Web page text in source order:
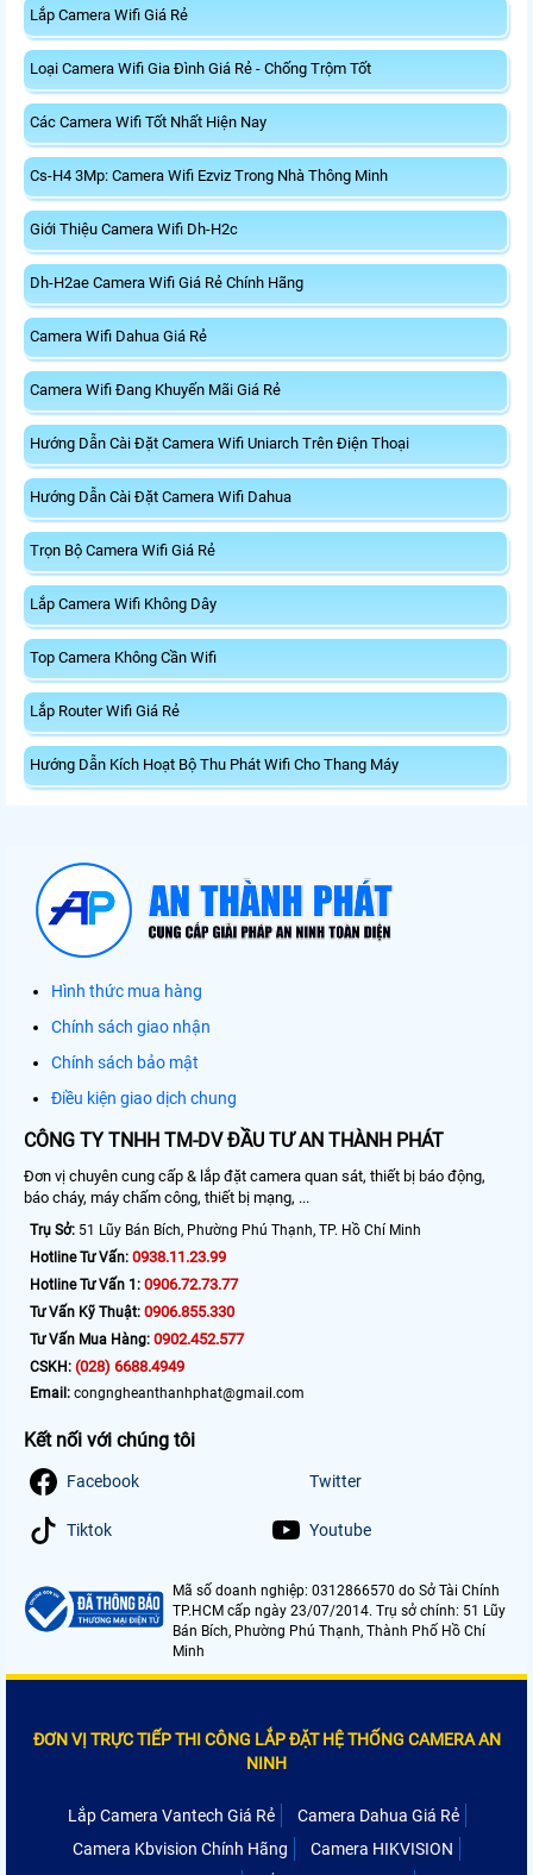
Lắp Camera Wifi Giá Rẻ
Loại Camera Wifi Gia Đình Giá Rẻ - Chống Trộm Tốt
Các Camera Wifi Tốt Nhất Hiện Nay
Cs-H4 3Mp: Camera Wifi Ezviz Trong Nhà Thông Minh
Giới Thiệu Camera Wifi Dh-H2c
Dh-H2ae Camera Wifi Giá Rẻ Chính Hãng
Camera Wifi Dahua Giá Rẻ
Camera Wifi Đang Khuyến Mãi Giá Rẻ
Hướng Dẫn Cài Đặt Camera Wifi Uniarch Trên Điện Thoại
Hướng Dẫn Cài Đặt Camera Wifi Dahua
Trọn Bộ Camera Wifi Giá Rẻ
Lắp Camera Wifi Không Dây
Top Camera Không Cần Wifi
Lắp Router Wifi Giá Rẻ
Hướng Dẫn Kích Hoạt Bộ Thu Phát Wifi Cho Thang Máy
Hình thức mua hàng
Chính sách giao nhận
Chính sách bảo mật
Điều kiện giao dịch chung
CÔNG TY TNHH TM-DV ĐẦU TƯ AN THÀNH PHÁT
Đơn vị chuyên cung cấp & lắp đặt camera quan sát, thiết bị báo động,
báo cháy, máy chấm công, thiết bị mạng, ...
Trụ Sở: 51 Lũy Bán Bích, Phường Phú Thạnh, TP. Hồ Chí Minh
Hotline Tư Vấn: 0938.11.23.99
Hotline Tư Vấn 1: 0906.72.73.77
Tư Vấn Kỹ Thuật: 0906.855.330
Tư Vấn Mua Hàng: 0902.452.577
CSKH: (028) 6688.4949
Email: congngheanthanhphat@gmail.com
Kết nối với chúng tôi
Facebook Twitter
Tiktok Youtube
Mã số doanh nghiệp: 0312866570 do Sở Tài Chính
TP.HCM cấp ngày 23/07/2014. Trụ sở chính: 51 Lũy
Bán Bích, Phường Phú Thạnh, Thành Phố Hồ Chí
Minh
ĐƠN VỊ TRỰC TIẾP THI CÔNG LẮP ĐẶT HỆ THỐNG CAMERA AN
NINH
Lắp Camera Vantech Giá Rẻ
Camera Dahua Giá Rẻ
Camera Kbvision Chính Hãng
Camera HIKVISION